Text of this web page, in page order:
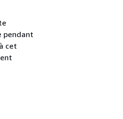
pendant
cet